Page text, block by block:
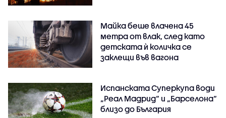
Майка беше влачена 45
метра от влак, след като
детската ѝ количка се
заклещи във вагона
Испанската Суперкупа води
„Реал Мадрид“ и „Барселона“
близо до България